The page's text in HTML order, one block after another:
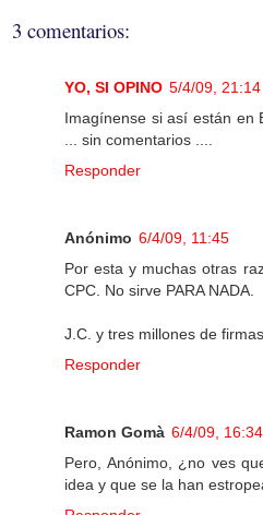
3 comentarios:
YO, SI OPINO 5/4/09, 21:14
Imagínense si así están en
... sin comentarios ....
Responder
Anónimo 6/4/09, 11:45
Por esta y muchas otras
CPC. No sirve PARA NADA.
J.C. y tres millones de
Responder
Ramon Gomà 6/4/09, 16:34
Pero, Anónimo, ¿no ves
idea y que se la han